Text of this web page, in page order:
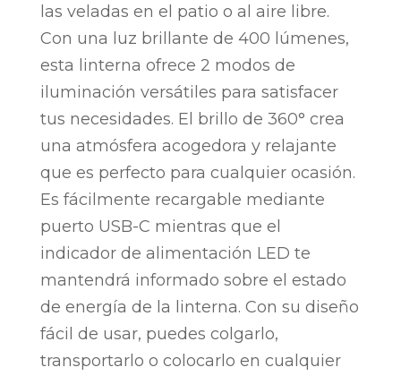
las veladas en el patio o al aire libre.
Con una luz brillante de 400 lúmenes,
esta linterna ofrece 2 modos de
iluminación versátiles para satisfacer
tus necesidades. El brillo de 360° crea
una atmósfera acogedora y relajante
que es perfecto para cualquier ocasión.
Es fácilmente recargable mediante
puerto USB-C mientras que el
indicador de alimentación LED te
mantendrá informado sobre el estado
de energía de la linterna. Con su diseño
fácil de usar, puedes colgarlo,
transportarlo o colocarlo en cualquier